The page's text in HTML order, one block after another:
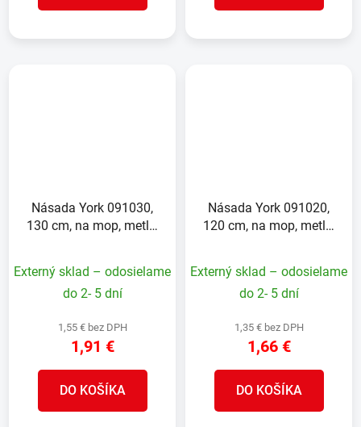
Násada York 091030,
130 cm, na mop, metlu,
Externý sklad – odosielame
do 2- 5 dní
1,55 € bez DPH
1,91 €
DO KOŠÍKA
Násada York 091020,
120 cm, na mop, metlu,
Externý sklad – odosielame
do 2- 5 dní
1,35 € bez DPH
1,66 €
DO KOŠÍKA